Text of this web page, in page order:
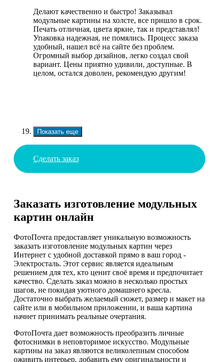
Делают качественно и быстро! Заказывал
модульные картины на холсте, все пришло в срок.
Печать отличная, цвета яркие, так и представлял!
Упаковка надежная, не помялись. Процесс заказа
удобный, нашел всё на сайте без проблем.
Огромный выбор дизайнов, легко создал свой
вариант. Цены приятно удивили, доступные. В
целом, остался доволен, рекомендую другим!
Показать еще
Сделать заказ
Заказать изготовление модульных
картин онлайн
ФотоПочта предоставляет уникальную возможность
заказать изготовление модульных картин через
Интернет с удобной доставкой прямо в ваш город -
Электросталь. Этот сервис является идеальным
решением для тех, кто ценит своё время и предпочитает
качество. Сделать заказ можно в несколько простых
шагов, не покидая уютного домашнего кресла.
Достаточно выбрать желаемый сюжет, размер и макет на
сайте или в мобильном приложении, и ваша картина
начнет принимать реальные очертания.
ФотоПочта дает возможность преобразить личные
фотоснимки в неповторимое искусство. Модульные
картины на заказ являются великолепным способом
оживить интерьер, добавить ему оригинальности и